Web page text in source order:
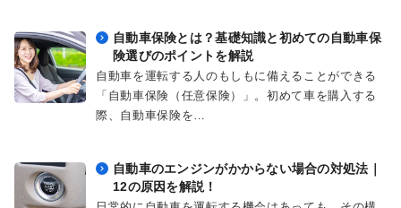
自動車保険とは？基礎知識と初めての自動車保
険選びのポイントを解説
自動車を運転する人のもしもに備えることができる
「自動車保険（任意保険）」。初めて車を購入する
際、自動車保険を…
自動車のエンジンがかからない場合の対処法｜
12の原因を解説！